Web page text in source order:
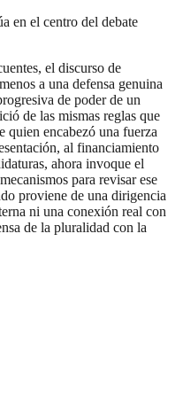
en el centro del debate
el discurso de
a una defensa genuina
de poder de un
de las mismas reglas que
quien encabezó una fuerza
al financiamiento
ahora invoque el
para revisar ese
proviene de una dirigencia
ni una conexión real con
de la pluralidad con la